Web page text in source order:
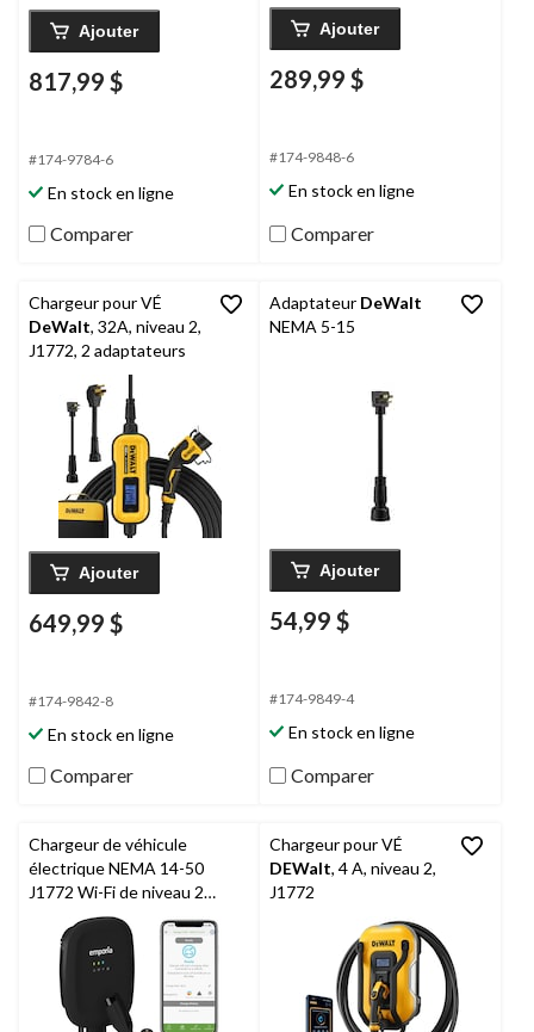
Ajouter
817,99 $
#174-9784-6
En stock en ligne
Comparer
Ajouter
289,99 $
#174-9848-6
En stock en ligne
Comparer
Chargeur pour VÉ
DeWalt, 32A, niveau 2,
J1772, 2 adaptateurs
Ajouter
649,99 $
#174-9842-8
En stock en ligne
Comparer
Adaptateur DeWalt
NEMA 5-15
Ajouter
54,99 $
#174-9849-4
En stock en ligne
Comparer
Chargeur de véhicule
électrique NEMA 14-50
J1772 Wi-Fi de niveau 2
Emporia, 40 A, noir
Chargeur pour VÉ
DEWalt, 4 A, niveau 2,
J1772